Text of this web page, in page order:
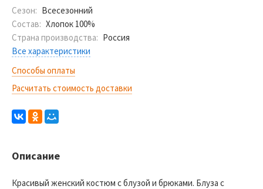
Сезон: Всесезонний
Состав: Хлопок 100%
Страна производства: Россия
Все характеристики
Способы оплаты
Расчитать стоимость доставки
Описание
Красивый женский костюм с блузой и брюками. Блуза с